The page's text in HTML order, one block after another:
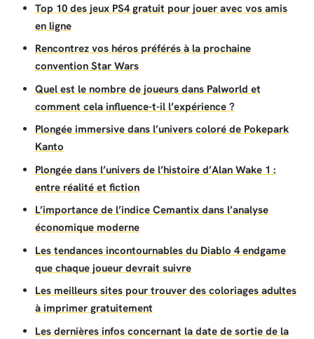
Top 10 des jeux PS4 gratuit pour jouer avec vos amis
en ligne
Rencontrez vos héros préférés à la prochaine
convention Star Wars
Quel est le nombre de joueurs dans Palworld et
comment cela influence-t-il l’expérience ?
Plongée immersive dans l’univers coloré de Pokepark
Kanto
Plongée dans l’univers de l’histoire d’Alan Wake 1 :
entre réalité et fiction
L’importance de l’indice Cemantix dans l’analyse
économique moderne
Les tendances incontournables du Diablo 4 endgame
que chaque joueur devrait suivre
Les meilleurs sites pour trouver des coloriages adultes
à imprimer gratuitement
Les dernières infos concernant la date de sortie de la